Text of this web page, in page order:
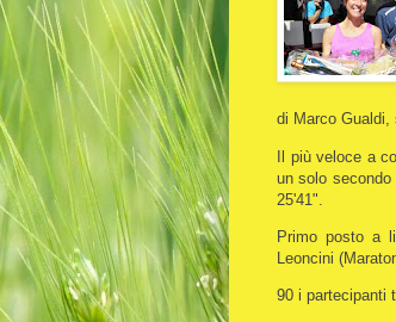
di Marco Gualdi,
Il più veloce a
un solo secondo
25'41".
Primo posto a
Leoncini
90 i partecipanti